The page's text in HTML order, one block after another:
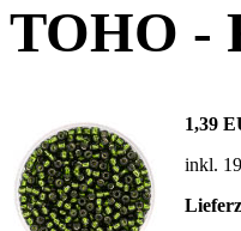
TOHO -
1,39
inkl.